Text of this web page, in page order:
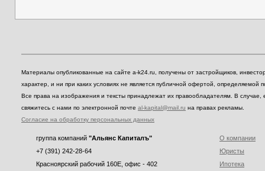
Материалы опубликованные на сайте a-k24.ru, получены от застройщиков,
характер, и ни при каких условиях не является публичной офертой,
Все права на изображения и тексты принадлежат их правообладателям. В
свяжитесь с нами по электронной почте al-kapital@mail.ru на правах рекламы.
Согласие на обработку персональных данных
группа компаний "Альянс Капиталъ"
+7 (391) 242-28-64
Красноярский рабочий 160E, офис - 402
О компании
Юристы
Ипотека